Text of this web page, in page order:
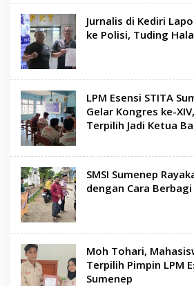
Jurnalis di Kediri
ke Polisi, Tuding
LPM Esensi STITA
Gelar Kongres ke-
Terpilih Jadi Ketua
SMSI Sumenep
dengan Cara
Moh Tohari,
Terpilih Pimpin LPM
Sumenep